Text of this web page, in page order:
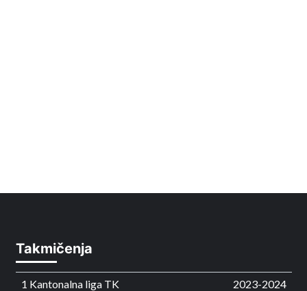
Takmičenja
1 Kantonalna liga TK
2023-2024